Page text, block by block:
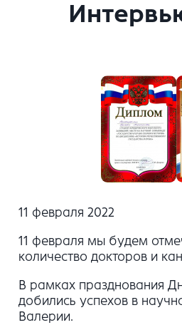
11 февраля 2022
11 февраля мы будем
количество докторов и
В рамках празднования
добились успехов в
Валерии.